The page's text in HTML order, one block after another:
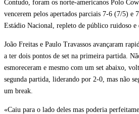
Contudo, foram os norte-americanos Polo
vencerem pelos apertados parciais 7-6 (7/5) e
Estádio Nacional, repleto de público ruidoso e
João Freitas e Paulo Travassos avançaram
a ter dois pontos de set na primeira partida.
esmoreceram e mesmo com um set abaixo,
segunda partida, liderando por 2-0, mas não
um break.
«Caiu para o lado deles mas poderia